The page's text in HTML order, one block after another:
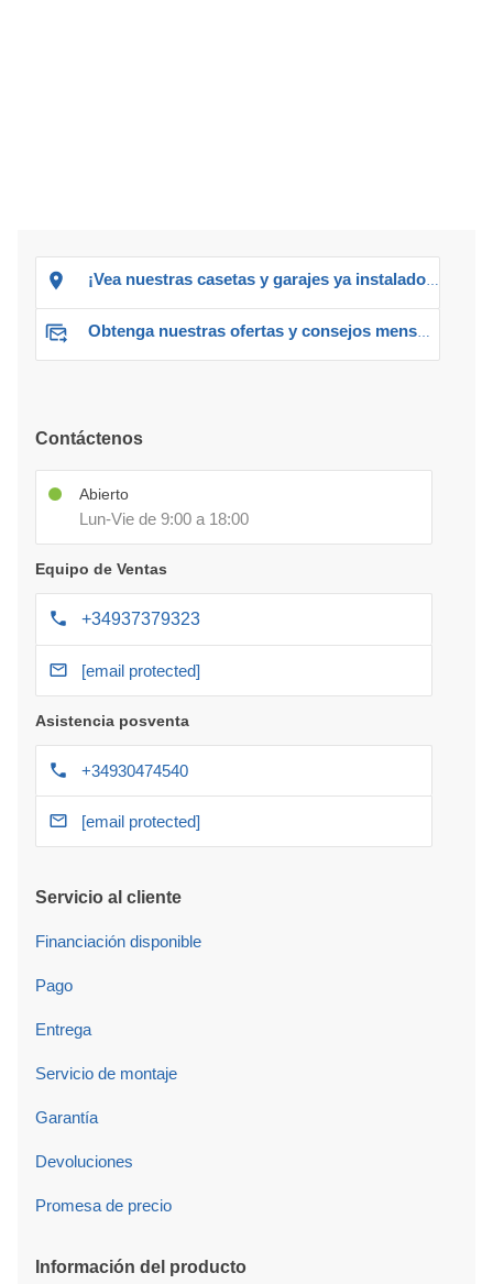
¡Vea nuestras casetas y garajes ya instalados!
Obtenga nuestras ofertas y consejos mensuales
Contáctenos
Abierto
Lun-Vie de 9:00 a 18:00
Equipo de Ventas
+34937379323
[email protected]
Asistencia posventa
+34930474540
[email protected]
Servicio al cliente
Financiación disponible
Pago
Entrega
Servicio de montaje
Garantía
Devoluciones
Promesa de precio
Información del producto